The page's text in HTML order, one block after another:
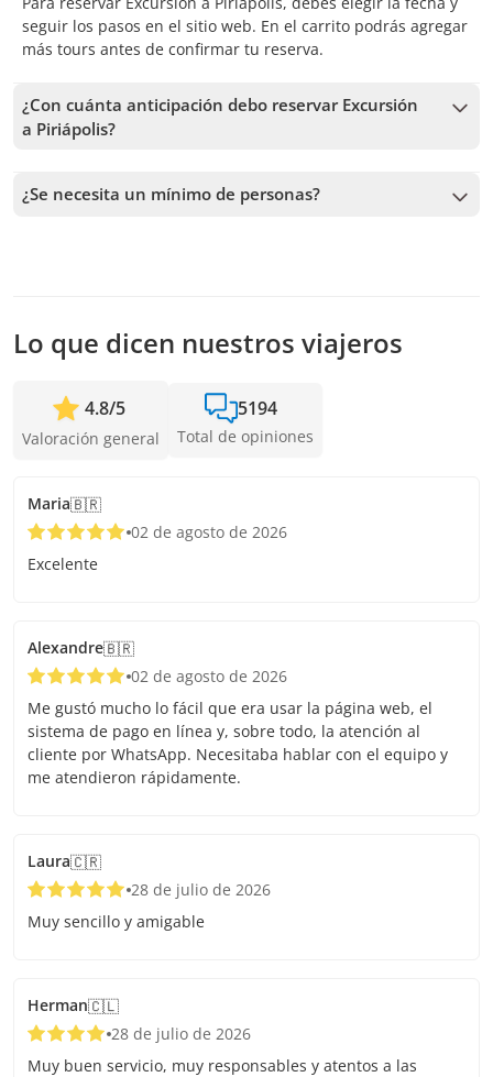
seguir los pasos en el sitio web. En el carrito podrás agregar
más tours antes de confirmar tu reserva.
¿Con cuánta anticipación debo reservar Excursión
a Piriápolis?
disponibilidad. Por lo tanto, recomendamos reservar con la
mayor anticipación posible para asegurar los cupos.
¿Se necesita un mínimo de personas?
Lo que dicen nuestros viajeros
4.8/5
Valoración general
5194
Total de opiniones
Maria🇧🇷
02 de agosto de 2026
Excelente
Alexandre🇧🇷
02 de agosto de 2026
Me gustó mucho lo fácil que era usar la página web, el
sistema de pago en línea y, sobre todo, la atención al
cliente por WhatsApp. Necesitaba hablar con el equipo y
me atendieron rápidamente.
Laura🇨🇷
28 de julio de 2026
Muy sencillo y amigable
Herman🇨🇱
28 de julio de 2026
Muy buen servicio, muy responsables y atentos a las